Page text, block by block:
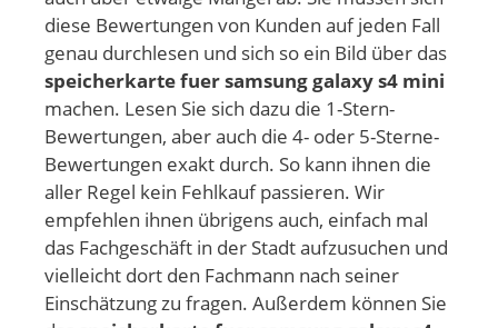
diese Bewertungen von Kunden auf jeden Fall
genau durchlesen und sich so ein Bild über das
speicherkarte fuer samsung galaxy s4 mini
machen. Lesen Sie sich dazu die 1-Stern-
Bewertungen, aber auch die 4- oder 5-Sterne-
Bewertungen exakt durch. So kann ihnen die
aller Regel kein Fehlkauf passieren. Wir
empfehlen ihnen übrigens auch, einfach mal
das Fachgeschäft in der Stadt aufzusuchen und
vielleicht dort den Fachmann nach seiner
Einschätzung zu fragen. Außerdem können Sie